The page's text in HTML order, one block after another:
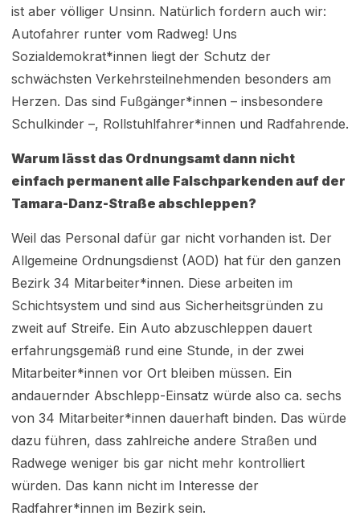
ist aber völliger Unsinn. Natürlich fordern auch wir:
Autofahrer runter vom Radweg! Uns
Sozialdemokrat*innen liegt der Schutz der
schwächsten Verkehrsteilnehmenden besonders am
Herzen. Das sind Fußgänger*innen – insbesondere
Schulkinder –, Rollstuhlfahrer*innen und Radfahrende.
Warum lässt das Ordnungsamt dann nicht
einfach permanent alle Falschparkenden auf der
Tamara-Danz-Straße abschleppen?
Weil das Personal dafür gar nicht vorhanden ist. Der
Allgemeine Ordnungsdienst (AOD) hat für den ganzen
Bezirk 34 Mitarbeiter*innen. Diese arbeiten im
Schichtsystem und sind aus Sicherheitsgründen zu
zweit auf Streife. Ein Auto abzuschleppen dauert
erfahrungsgemäß rund eine Stunde, in der zwei
Mitarbeiter*innen vor Ort bleiben müssen. Ein
andauernder Abschlepp-Einsatz würde also ca. sechs
von 34 Mitarbeiter*innen dauerhaft binden. Das würde
dazu führen, dass zahlreiche andere Straßen und
Radwege weniger bis gar nicht mehr kontrolliert
würden. Das kann nicht im Interesse der
Radfahrer*innen im Bezirk sein.